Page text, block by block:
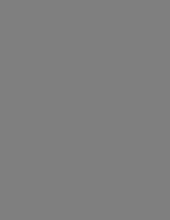
Pantalona